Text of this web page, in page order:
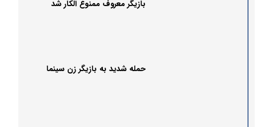
بازیگر معروف ممنوع الکار شد
حمله شدید به بازیگر زن سینما